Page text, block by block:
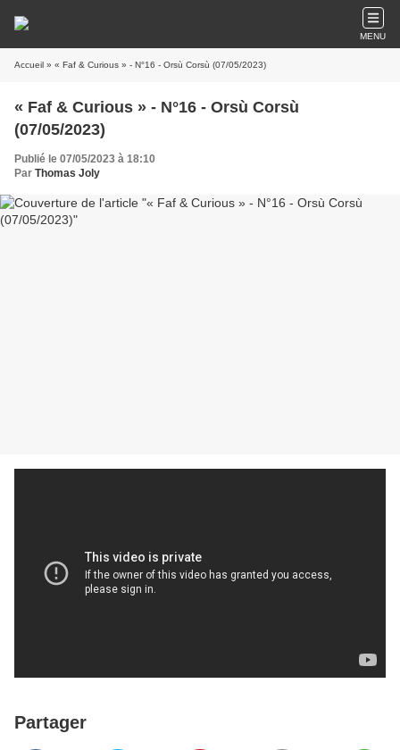
MENU
Accueil » « Faf & Curious » - N°16 - Orsù Corsù (07/05/2023)
« Faf & Curious » - N°16 - Orsù Corsù
(07/05/2023)
Publié le 07/05/2023 à 18:10
Par Thomas Joly
Partager